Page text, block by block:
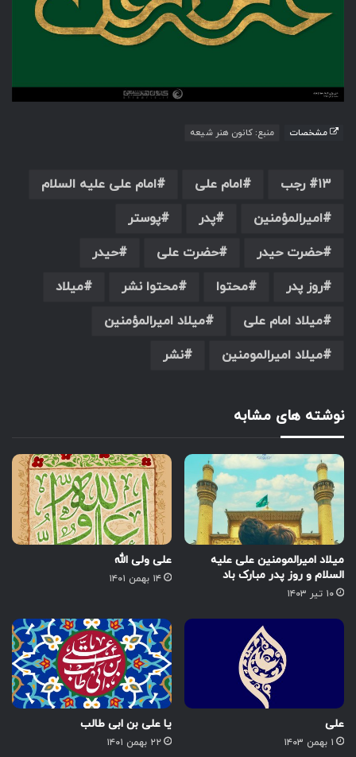
مشخصات منبع: کانون هنر شیعه
۱۳ رجب امام علی
امام علی علیه السلام
امیرالمؤمنین
پدر
پوستر
حضرت حیدر
حضرت علی
حیدر
روز پدر
محتوا محتوا نشر
میلاد
میلاد امام علی
میلاد امیرالمؤمنین
میلاد امیرالمومنین
نشر
نوشته های مشابه
میلاد امیرالمومنین علی علیه
السلام و روز پدر مبارک باد
۱۰ تیر ۱۴۰۳
علی ولی الله
۱۴ بهمن ۱۴۰۱
علی
۱ بهمن ۱۴۰۳
یا علی بن ابی طالب
۲۲ بهمن ۱۴۰۱